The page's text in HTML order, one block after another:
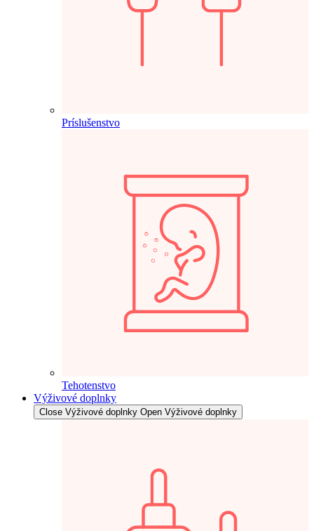
Príslušenstvo
Tehotenstvo
Výživové doplnky
Close Výživové doplnky Open Výživové doplnky